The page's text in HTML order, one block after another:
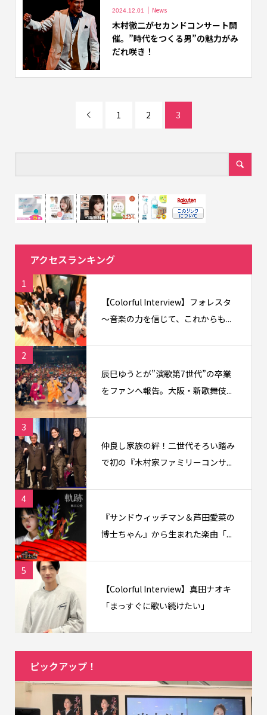
2024.12.01 News
木村徹二がセカンドコンサート開
催。”時代をつくる男”の魅力がみ
だれ咲き！
 1 2 3
アクセスランキング
1
【Colorful Interview】フォレスタ
〜音楽の力を信じて、これからも...
2
辰巳ゆうとが”演歌第7世代”の卒業
をファンへ報告。大阪・新歌舞伎...
3
仲良し家族の絆！二世代そろい踏み
で初の『木村家ファミリーコンサ...
4
『サンドウィッチマン＆芦田愛菜の
博士ちゃん』から生まれた楽曲「...
5
【Colorful Interview】真田ナオキ
「まっすぐに歌い続けたい」
ピックアップ！